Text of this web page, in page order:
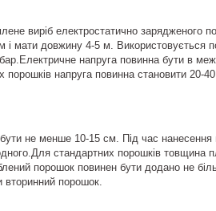
виріб електростатично зарядженого
і мати довжину 4-5 м. Використовується
напруга повинна бути в
порошків напруга повинна становити
не менше 10-15 см. Під час
стандартних порошків товщина
порошок повинен бути додано не
вторинний порошок.